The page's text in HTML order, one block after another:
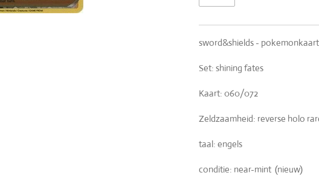
sword&shields -
Set: shining fates
Kaart: 060/072
Zeldzaamheid: reverse holo
taal: engels
conditie: near-mint (nieuw)